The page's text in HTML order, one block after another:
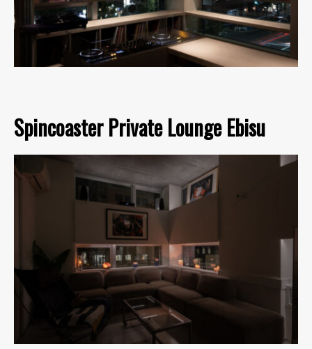
Spincoaster Private Lounge Ebisu